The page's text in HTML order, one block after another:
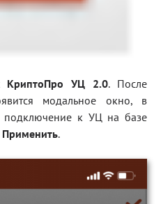
КриптоПро УЦ 2.0. После
модальное окно, в
подключение к УЦ на базе
Применить.